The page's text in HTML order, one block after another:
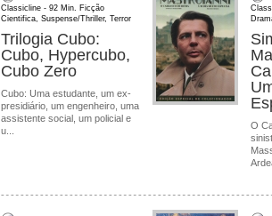
Classicline - 92 Min. Ficção
Cientifica, Suspense/Thriller, Terror
Trilogia Cubo:
Cubo, Hypercubo,
Cubo Zero
Cubo: Uma estudante, um ex-
presidiário, um engenheiro, uma
assistente social, um policial e
u...
O